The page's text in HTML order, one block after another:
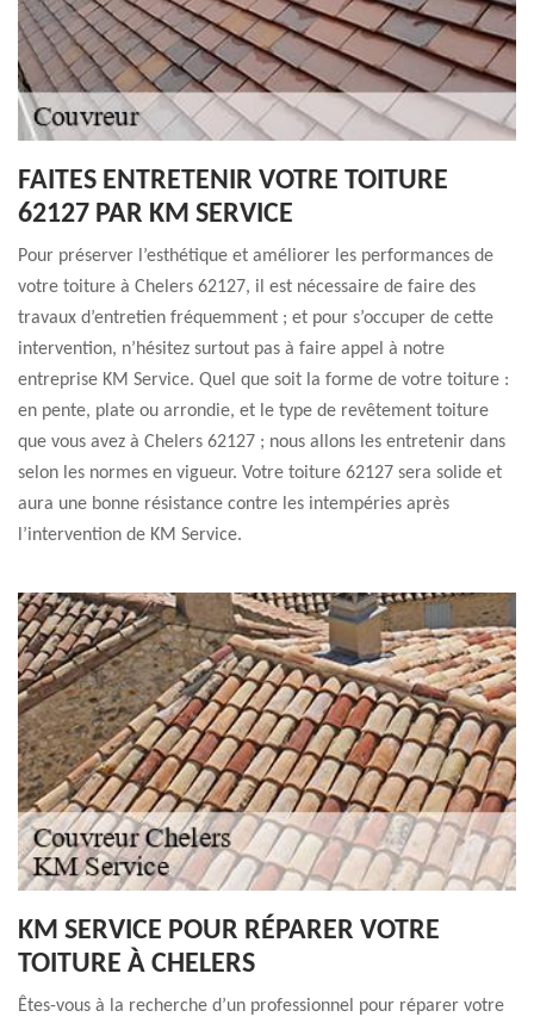
FAITES ENTRETENIR VOTRE TOITURE
62127 PAR KM SERVICE
Pour préserver l’esthétique et améliorer les performances de
votre toiture à Chelers 62127, il est nécessaire de faire des
travaux d’entretien fréquemment ; et pour s’occuper de cette
intervention, n’hésitez surtout pas à faire appel à notre
entreprise KM Service. Quel que soit la forme de votre toiture :
en pente, plate ou arrondie, et le type de revêtement toiture
que vous avez à Chelers 62127 ; nous allons les entretenir dans
selon les normes en vigueur. Votre toiture 62127 sera solide et
aura une bonne résistance contre les intempéries après
l’intervention de KM Service.
KM SERVICE POUR RÉPARER VOTRE
TOITURE À CHELERS
Êtes-vous à la recherche d’un professionnel pour réparer votre